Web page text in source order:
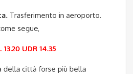
Trasferimento in aeroporto.
segue,
13.20 UDR 14.35
della città forse più bella